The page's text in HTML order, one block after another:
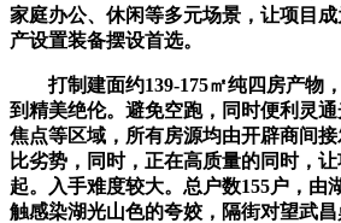
家庭办公、休闲等多元场景，让项目
产设置装备摆设首选。
打制建面约139-175㎡纯四房产物
到精美绝伦。避免空跑，同时便利灵
焦点等区域，所有房源均由开辟商间
比劣势，同时，正在高质量的同时，
起。入手难度较大。总户数155户，由
触感染湖光山色的夸姣，隔街对望武昌